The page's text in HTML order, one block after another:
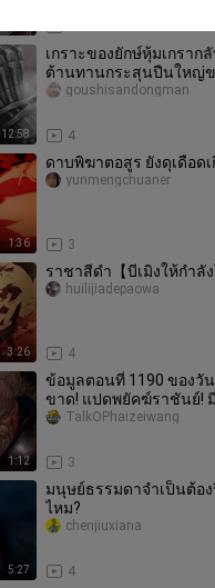
12:58
เกราะของยักษ์หุ้มเกราก
ต้านทานกระสุนปืนใหญ่
4
goushisandongman
1:36
ดาบพิฆาตอสูร ยังดุเดือด
3
yunmengchuaner
3:26
ราชาสีดำ【บีเมิงให้กำลัง
4
huilijiadepaowa
1:12
ข้อมูลตอนที่ 1190 ของวั
ขาด! แปดพยัคฆ์ราชันย์!
เขาตาย วันพีซ ![การเชี
3
TalkOPhaizeiwang
5:27
มนุษย์ธรรมดาจำเป็นต้อง
ไหม?
4
chenjiuxiana